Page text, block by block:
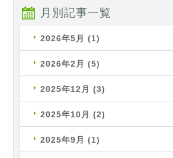
月別記事一覧
2026年5月 (1)
2026年2月 (5)
2025年12月 (3)
2025年10月 (2)
2025年9月 (1)